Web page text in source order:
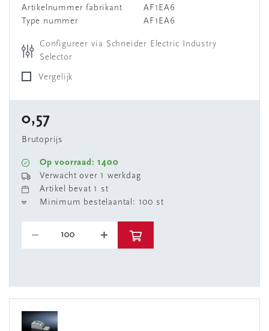
Artikelnummer fabrikant
AF1EA6
Type nummer
AF1EA6
Configureer via Schneider Electric Industry
Selector
Vergelijk
0,57
Brutoprijs
Op voorraad: 1400
Verwacht over 1 werkdag
Artikel bevat 1 st
Minimum bestelaantal: 100 st